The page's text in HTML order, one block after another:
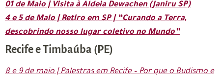
01 de Maio | Visita à Aldeia Dewachen (Janiru SP)
4 e 5 de Maio | Retiro em SP | “Curando a Terra,
descobrindo nosso lugar coletivo no Mundo”
Recife e Timbaúba (PE)
8 e 9 de maio | Palestras em Recife – Por que o Budismo e